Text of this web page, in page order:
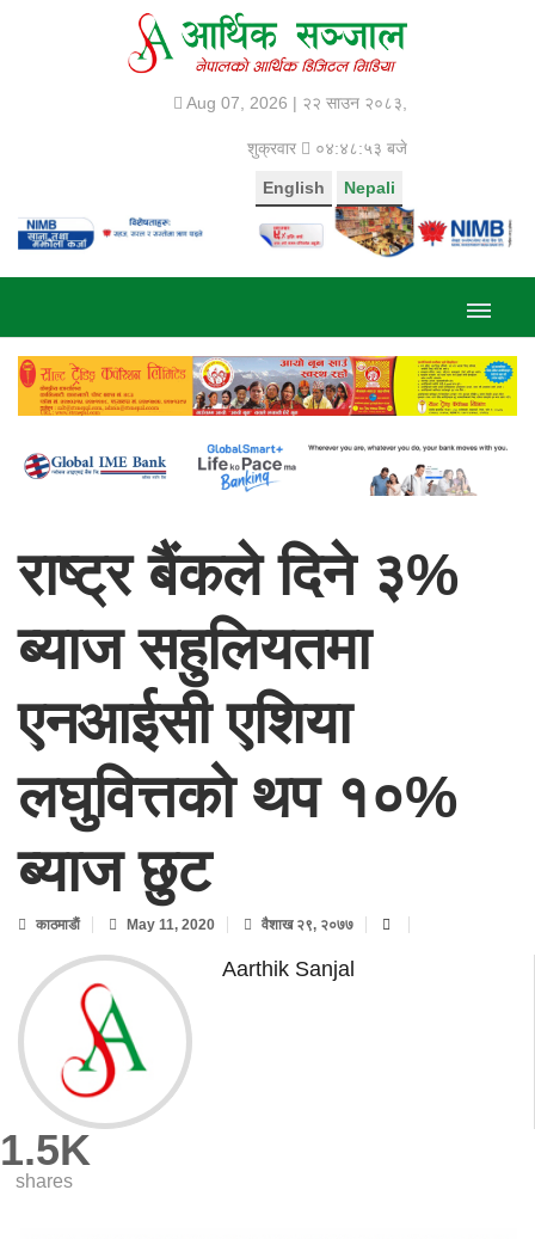
Aug 07, 2026 | २२ साउन २०८३,
शुक्रवार ०४:४८:५४ बजे
Nepali
English
राष्ट्र बैंकले दिने ३%
ब्याज सहुलियतमा
एनआईसी एशिया
लघुवित्तको थप १०%
ब्याज छुट
काठमाडाैं May 11, 2020 वैशाख २९, २०७७
Aarthik Sanjal
1.5K
shares